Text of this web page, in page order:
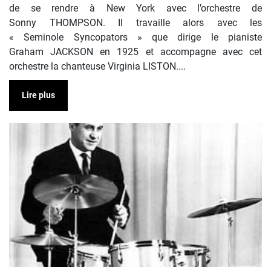
de se rendre à New York avec l’orchestre de
Sonny THOMPSON. Il travaille alors avec les
« Seminole Syncopators » que dirige le pianiste
Graham JACKSON en 1925 et accompagne avec cet
orchestre la chanteuse Virginia LISTON....
Lire plus